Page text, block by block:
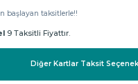
başlayan taksitlerle!!
9 Taksitli Fiyattır.
Diğer Kartlar Taksit